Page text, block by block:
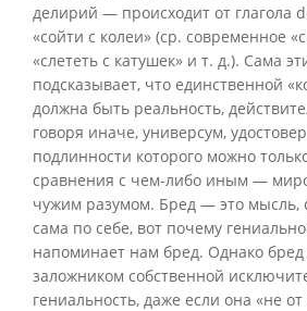
делирий — происходит от глагола
«сойти с колеи» (ср. современное
«слететь с катушек» и т. д.). Сама
подсказывает, что единственной
должна быть реальность,
говоря иначе, универсум,
подлинности которого можно
сравнения с чем-либо иным —
чужим разумом. Бред — это мысль,
сама по себе, вот почему
напоминает нам бред. Однако
заложником собственной
гениальность, даже если она «не